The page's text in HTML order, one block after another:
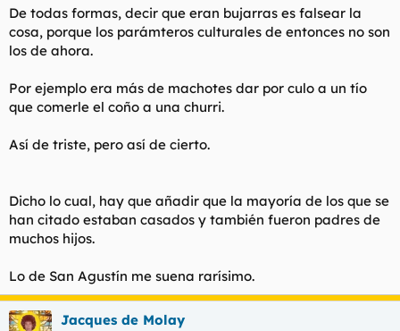
De todas formas, decir que eran bujarras es falsear la
cosa, porque los parámteros culturales de entonces no son
los de ahora.
Por ejemplo era más de machotes dar por culo a un tío
que comerle el coño a una churri.
Así de triste, pero así de cierto.
Dicho lo cual, hay que añadir que la mayoría de los que se
han citado estaban casados y también fueron padres de
muchos hijos.
Lo de San Agustín me suena rarísimo.
Jacques de Molay